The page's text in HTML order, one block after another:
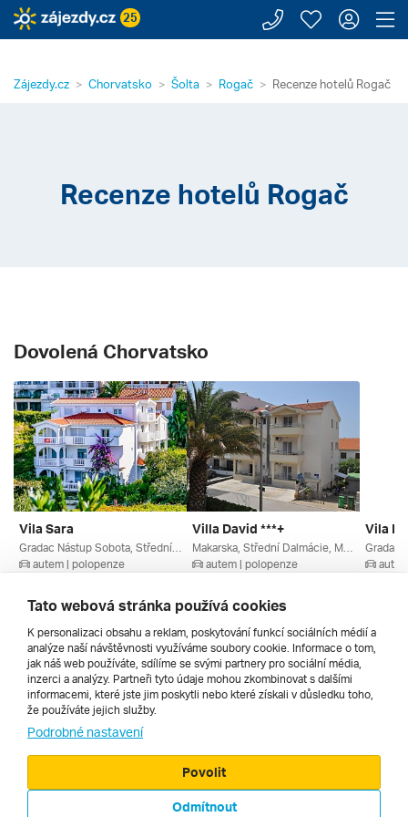
25 Zavolejte
Moje
Zájezdy.cz Chorvatsko Šolta Rogač Recenze hotelů Rogač
Recenze hotelů Rogač
Dovolená Chorvatsko
Vila Sara
autem | polopenze
10 782 Kč
Villa David ***+
autem | polopenze
11 750 Kč
Vila
Všechny
Cestopisy
Tato webová stránka používá cookies
K personalizaci obsahu a reklam, poskytování funkcí sociálních médií a
analýze naší návštěvnosti využíváme soubory cookie. Informace o tom,
jak náš web používáte, sdílíme se svými partnery pro sociální média,
inzerci a analýzy. Partneři tyto údaje mohou zkombinovat s dalšími
informacemi, které jste jim poskytli nebo které získali v důsledku toho,
že používáte jejich služby.
Podrobné nastavení
Odmítnout
Povolit